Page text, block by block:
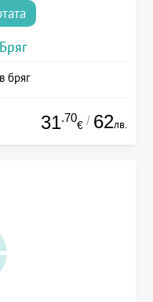
бряг
31.70
€ / 62лв.